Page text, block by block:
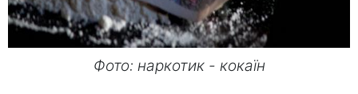
Фото: наркотик - кокаїн